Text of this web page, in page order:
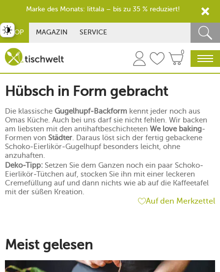
SHOP MAGAZIN SERVICE
0
Hübsch in Form gebracht
Die klassische Gugelhupf-Backform kennt jeder noch aus
Omas Küche. Auch bei uns darf sie nicht fehlen. Wir backen
am liebsten mit den antihaftbeschichteten We love baking-
Formen von Städter. Daraus löst sich der fertig gebackene
Schoko-Eierlikör-Gugelhupf besonders leicht, ohne
anzuhaften.
Deko-Tipp: Setzen Sie dem Ganzen noch ein paar Schoko-
Eierlikör-Tütchen auf, stocken Sie ihn mit einer leckeren
Cremefüllung auf und dann nichts wie ab auf die Kaffeetafel
mit der süßen Kreation.
Auf den Merkzettel
Meist gelesen
umschalten
Marke des Monats: Iittala – bis zu 35 % reduziert!